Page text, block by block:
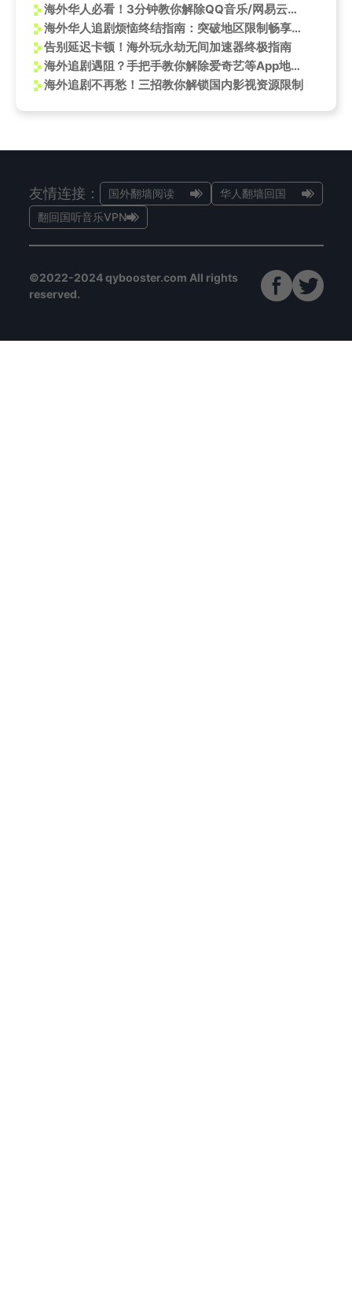
海外华人必看！3分钟教你解除QQ音乐/网易云地区限制，灰歌单秒变亮
海外华人追剧烦恼终结指南：突破地区限制畅享《水龙吟》东方美学盛宴
告别延迟卡顿！海外玩永劫无间加速器终极指南
海外追剧遇阻？手把手教你解除爱奇艺等App地区限制，轻松看《匿杀》
海外追剧不再愁！三招教你解锁国内影视资源限制
友情连接： 国外翻墙阅读
华人翻墙回国
翻回国听音乐VPN
©2022-2024 qybooster.com All rights
reserved.